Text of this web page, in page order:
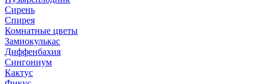
Сирень
Спирея
Комнатные цветы
Замиокулькас
Диффенбахия
Сингониум
Кактус